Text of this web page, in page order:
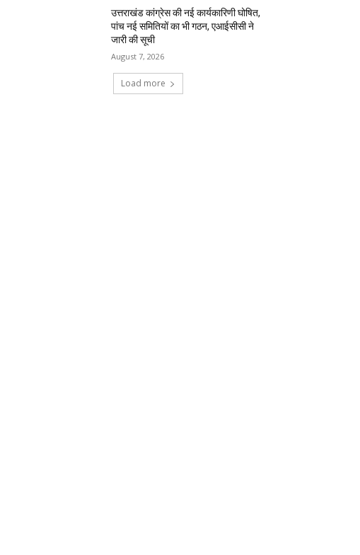
उत्तराखंड कांग्रेस की नई कार्यकारिणी घोषित,
पांच नई समितियों का भी गठन, एआईसीसी ने
जारी की सूची
August 7, 2026
Load more